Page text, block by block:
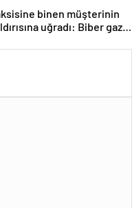
binen müşterinin
uğradı: Biber gazı